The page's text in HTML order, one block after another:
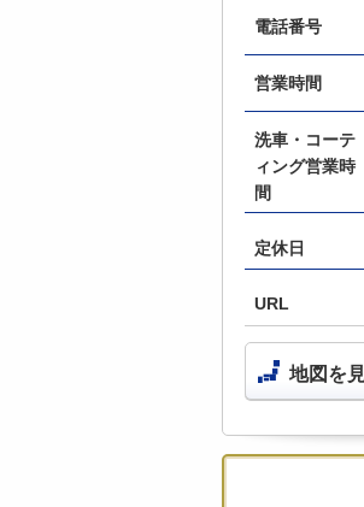
電話番号
営業時間
洗車・コーテ
ィング営業時
間
定休日
URL
地図を